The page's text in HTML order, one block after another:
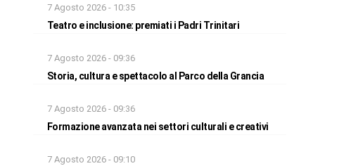
7 Agosto 2026 - 10:35
Teatro e inclusione: premiati i Padri Trinitari
7 Agosto 2026 - 09:36
Storia, cultura e spettacolo al Parco della Grancia
7 Agosto 2026 - 09:36
Formazione avanzata nei settori culturali e creativi
7 Agosto 2026 - 09:10